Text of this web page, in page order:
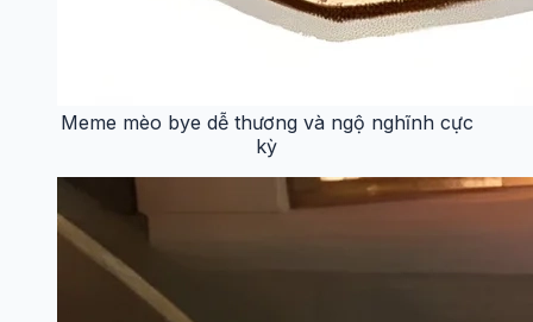
Meme mèo bye dễ thương và ngộ nghĩnh cực
kỳ